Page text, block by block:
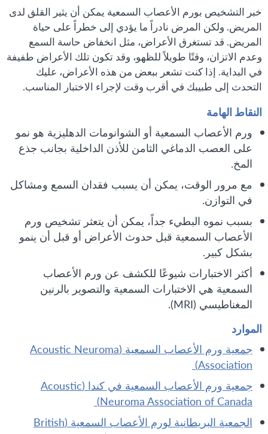
خبر التشخيص بورم الأعصاب السمعية يمكن أن يثير القلق لدى
المريض. ولكن المرض نادراً ما يؤدي إلى خطراً على حياة
المريض. قد تستغرق الأعراض، مثل انخفاض حاسة السمع
وعدم الاتزان، وقتًا طويلاً للظهو، وقد تكون تلك الأعراض طفيفة
في البداية. إذا كنت تشعر ببعض من هذه الأعراض، عليك
التحدث إلى طبيبك في أقرب وقت لإجراء الاختبار المناسب.
النقاط الهامة
ورم الأعصاب السمعية أو الشوانومات الدهليزية هو نمو
على العصب الدماغي الثامن للأذن الداخلية بجانب جذع
المخ.
مع مرور الوقت، يمكن أن يسبب فقدان السمع ومشاكل
في التوازن.
بسبب نموه البطيء جداً، يمكن أن يتعثر تشخيص ورم
الأعصاب السمعية قبل حدوث الأعراض أو قبل أن ينمو
بشكل كبير.
أكثر الاختبارات شيوعًا للكشف عن ورم الأعصاب
السمعية هي الاختبارات السمعية والتصوير بالرنين
المغناطيسي (MRI).
الموارد
جمعية ورم الأعصاب السمعية (Acoustic Neuroma
Association)
جمعية ورم الأعصاب السمعية في كندا (Acoustic
Neuroma Association of Canada)
الجمعية البريطانية لورم الأعصاب السمعية (British